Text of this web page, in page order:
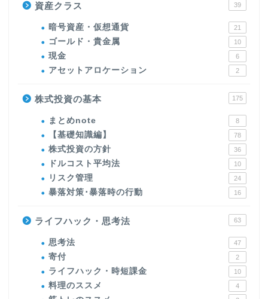
資産クラス 39
暗号資産・仮想通貨 21
ゴールド・貴金属 10
現金 6
アセットアロケーション 2
株式投資の基本 175
まとめnote 8
【基礎知識編】 78
株式投資の方針 36
ドルコスト平均法 10
リスク管理 24
暴落対策･暴落時の行動 16
ライフハック・思考法 63
思考法 47
寄付 2
ライフハック・時短課金 10
料理のススメ 4